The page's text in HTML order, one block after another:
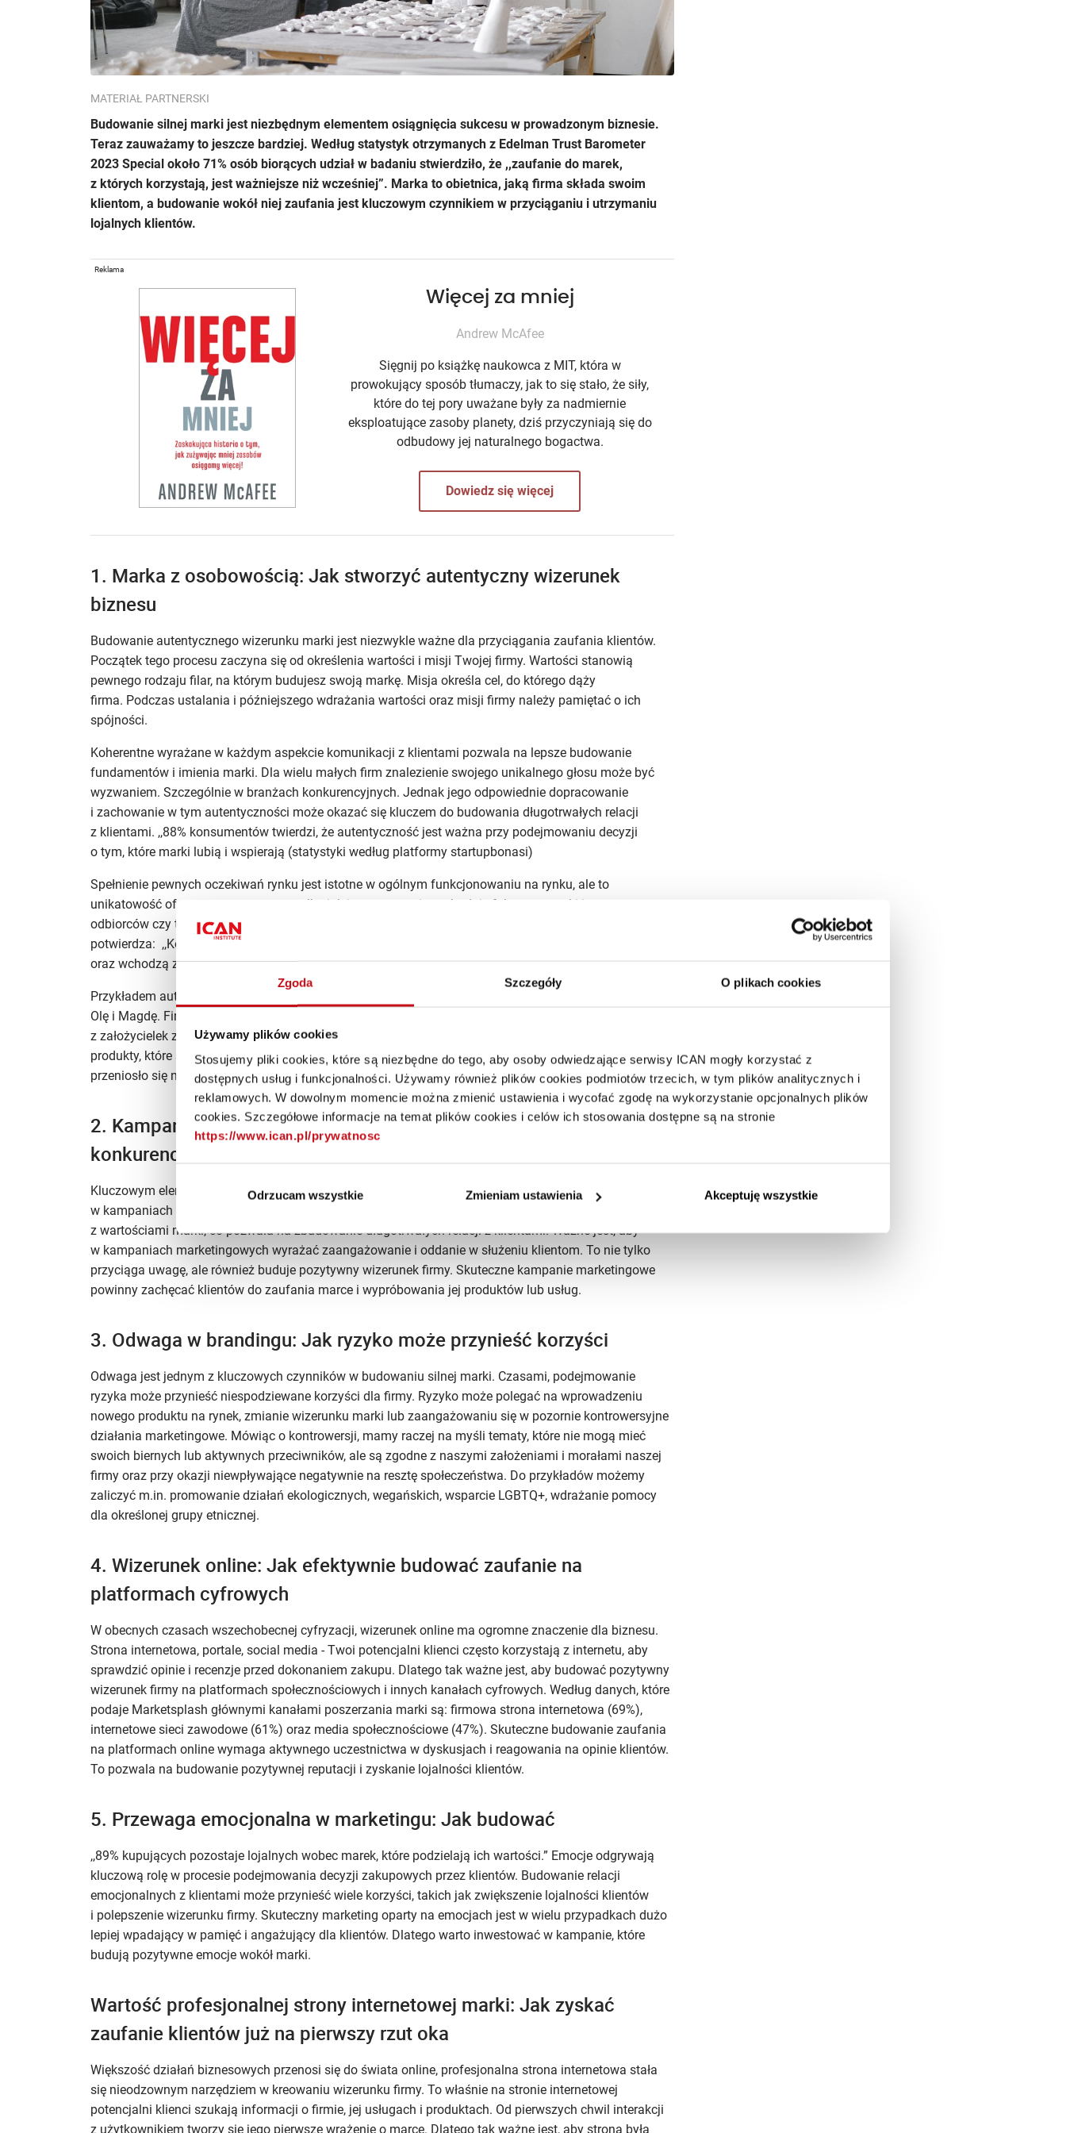
Zgoda Szczegóły O plikach cookies
Używamy plików cookies
Stosujemy pliki cookies, które są niezbędne do tego, aby osoby odwiedzające serwisy ICAN mogły korzystać z
dostępnych usług i funkcjonalności. Używamy również plików cookies podmiotów trzecich, w tym plików analitycznych i
reklamowych. W dowolnym momencie można zmienić ustawienia i wycofać zgodę na wykorzystanie opcjonalnych plików
cookies. Szczegółowe informacje na temat plików cookies i celów ich stosowania dostępne są na stronie
https://www.ican.pl/prywatnosc
Odrzucam wszystkie Zmieniam ustawienia Akceptuję wszystkie
MATERIAŁ PARTNERSKI
Budowanie silnej marki jest niezbędnym elementem osiągnięcia sukcesu w prowadzonym biznesie.
Teraz zauważamy to jeszcze bardziej. Według statystyk otrzymanych z Edelman Trust Barometer
2023 Special około 71% osób biorących udział w badaniu stwierdziło, że ,,zaufanie do marek,
z których korzystają, jest ważniejsze niż wcześniej”. Marka to obietnica, jaką firma składa swoim
klientom, a budowanie wokół niej zaufania jest kluczowym czynnikiem w przyciąganiu i utrzymaniu
lojalnych klientów.
Reklama
Więcej za mniej
Andrew McAfee
Sięgnij po książkę naukowca z MIT, która w
prowokujący sposób tłumaczy, jak to się stało, że siły,
które do tej pory uważane były za nadmiernie
eksploatujące zasoby planety, dziś przyczyniają się do
odbudowy jej naturalnego bogactwa.
Dowiedz się więcej
1. Marka z osobowością: Jak stworzyć autentyczny wizerunek
biznesu
Budowanie autentycznego wizerunku marki jest niezwykle ważne dla przyciągania zaufania klientów.
Początek tego procesu zaczyna się od określenia wartości i misji Twojej firmy. Wartości stanowią
pewnego rodzaju filar, na którym budujesz swoją markę. Misja określa cel, do którego dąży
firma. Podczas ustalania i późniejszego wdrażania wartości oraz misji firmy należy pamiętać o ich
spójności.
Koherentne wyrażane w każdym aspekcie komunikacji z klientami pozwala na lepsze budowanie
fundamentów i imienia marki. Dla wielu małych firm znalezienie swojego unikalnego głosu może być
wyzwaniem. Szczególnie w branżach konkurencyjnych. Jednak jego odpowiednie dopracowanie
i zachowanie w tym autentyczności może okazać się kluczem do budowania długotrwałych relacji
z klientami. ,,88% konsumentów twierdzi, że autentyczność jest ważna przy podejmowaniu decyzji
o tym, które marki lubią i wspierają (statystyki według platformy startupbonasi)
Spełnienie pewnych oczekiwań rynku jest istotne w ogólnym funkcjonowaniu na rynku, ale to
unikatowość oferty, a czasem nawet tylko jak ją reprezentujemy, buduje faktyczne zyski i grono
odbiorców czy też klientów. Kolejny przykład statystyki z wcześniej wspomnianego raportu doskonale to
potwierdza: ,,Konsumenci, którzy ufają wybieranym markom, chętnie konsumują treści z nimi związane
oraz wchodzą z nimi w inne interakcje.”
Przykładem autentycznego podejścia do brandingu jest firma „The Slings” prowadzona przez Agnieszkę,
Olę i Magdę. Firma zaczęła zyskiwać dodatkową uwagę i sympatię w momencie gdy jedna
z założycielek zaczęła prowadzić swojego TikToka i wkradać do nagrań ze swojej codzienności
produkty, które sprzedaje. Zaufanie, jakie zyskała jako osoba (content creator) u swoich widzów
przeniosło się na markę.
2. Kampanie marketingowe z oddaniem: Jak wyróżnić się na
konkurencyjnym rynku
Kluczowym elementem budowania zaufania klientów jest skuteczne komunikowanie wartości firmy
w kampaniach marketingowych. Kampanie marketingowe powinny być konsekwentne i spójne
z wartościami marki, co pozwala na zbudowanie długotrwałych relacji z klientami. Ważne jest, aby
w kampaniach marketingowych wyrażać zaangażowanie i oddanie w służeniu klientom. To nie tylko
przyciąga uwagę, ale również buduje pozytywny wizerunek firmy. Skuteczne kampanie marketingowe
powinny zachęcać klientów do zaufania marce i wypróbowania jej produktów lub usług.
3. Odwaga w brandingu: Jak ryzyko może przynieść korzyści
Odwaga jest jednym z kluczowych czynników w budowaniu silnej marki. Czasami, podejmowanie
ryzyka może przynieść niespodziewane korzyści dla firmy. Ryzyko może polegać na wprowadzeniu
nowego produktu na rynek, zmianie wizerunku marki lub zaangażowaniu się w pozornie kontrowersyjne
działania marketingowe. Mówiąc o kontrowersji, mamy raczej na myśli tematy, które nie mogą mieć
swoich biernych lub aktywnych przeciwników, ale są zgodne z naszymi założeniami i morałami naszej
firmy oraz przy okazji niewpływające negatywnie na resztę społeczeństwa. Do przykładów możemy
zaliczyć m.in. promowanie działań ekologicznych, wegańskich, wsparcie LGBTQ+, wdrażanie pomocy
dla określonej grupy etnicznej.
4. Wizerunek online: Jak efektywnie budować zaufanie na
platformach cyfrowych
W obecnych czasach wszechobecnej cyfryzacji, wizerunek online ma ogromne znaczenie dla biznesu.
Strona internetowa, portale, social media - Twoi potencjalni klienci często korzystają z internetu, aby
sprawdzić opinie i recenzje przed dokonaniem zakupu. Dlatego tak ważne jest, aby budować pozytywny
wizerunek firmy na platformach społecznościowych i innych kanałach cyfrowych. Według danych, które
podaje Marketsplash głównymi kanałami poszerzania marki są: firmowa strona internetowa (69%),
internetowe sieci zawodowe (61%) oraz media społecznościowe (47%). Skuteczne budowanie zaufania
na platformach online wymaga aktywnego uczestnictwa w dyskusjach i reagowania na opinie klientów.
To pozwala na budowanie pozytywnej reputacji i zyskanie lojalności klientów.
5. Przewaga emocjonalna w marketingu: Jak budować
,,89% kupujących pozostaje lojalnych wobec marek, które podzielają ich wartości.” Emocje odgrywają
kluczową rolę w procesie podejmowania decyzji zakupowych przez klientów. Budowanie relacji
emocjonalnych z klientami może przynieść wiele korzyści, takich jak zwiększenie lojalności klientów
i polepszenie wizerunku firmy. Skuteczny marketing oparty na emocjach jest w wielu przypadkach dużo
lepiej wpadający w pamięć i angażujący dla klientów. Dlatego warto inwestować w kampanie, które
budują pozytywne emocje wokół marki.
Wartość profesjonalnej strony internetowej marki: Jak zyskać
zaufanie klientów już na pierwszy rzut oka
Większość działań biznesowych przenosi się do świata online, profesjonalna strona internetowa stała
się nieodzownym narzędziem w kreowaniu wizerunku firmy. To właśnie na stronie internetowej
potencjalni klienci szukają informacji o firmie, jej usługach i produktach. Od pierwszych chwil interakcji
z użytkownikiem tworzy się jego pierwsze wrażenie o marce. Dlatego tak ważne jest, aby strona była